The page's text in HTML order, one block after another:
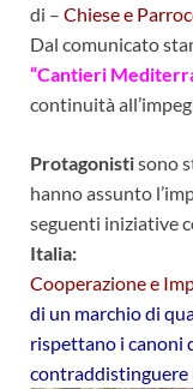
di – Chiese e
Dal comunicato
“Cantieri
continuità
Protagonistisono
hanno assunto
seguenti iniziative
Italia:
Cooperazione e
di un marchio di
rispettano i canoni
contraddistinguere